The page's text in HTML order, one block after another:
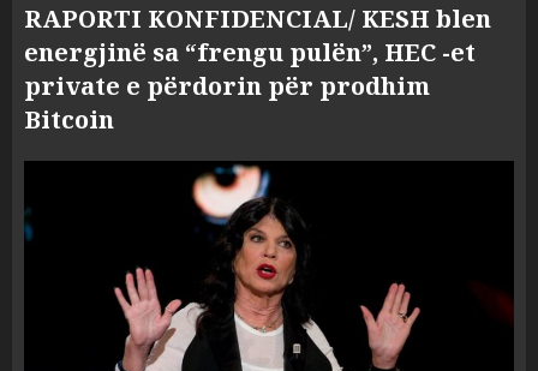
RAPORTI KONFIDENCIAL/ KESH blen
energjinë sa “frengu pulën”, HEC -et
private e përdorin për prodhim
Bitcoin